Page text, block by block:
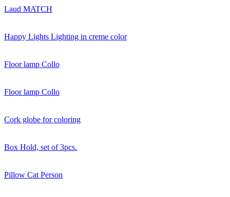
Laud MATCH
Happy Lights Lighting in creme color
Floor lamp Collo
Floor lamp Collo
Cork globe for coloring
Box Hold, set of 3pcs.
Pillow Cat Person